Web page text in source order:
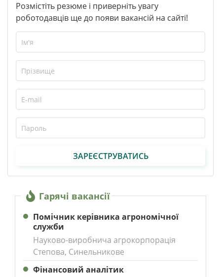
Розмістіть резюме і приверніть увагу
роботодавців ще до появи вакансій на сайті!
ЗАРЕЄСТРУВАТИСЬ
Гарячі вакансії
Помічник керівника агрономічної
служби
Науково-виробнича агрокорпорація
Степова, Синельникове
Фінансовий аналітик